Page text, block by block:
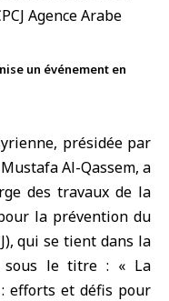
un événement en
présidée par
Al-Qassem, a
des travaux de la
la prévention du
qui se tient dans la
sous le titre : « La
efforts et défis pour